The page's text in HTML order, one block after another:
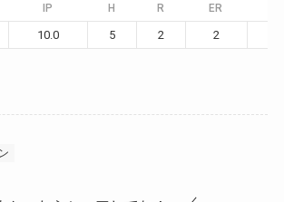
IP H R ER
10.0 5 2 2